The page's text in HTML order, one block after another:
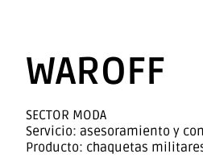
WAROFF
SECTOR MODA
Servicio: asesoramiento y
Producto: chaquetas